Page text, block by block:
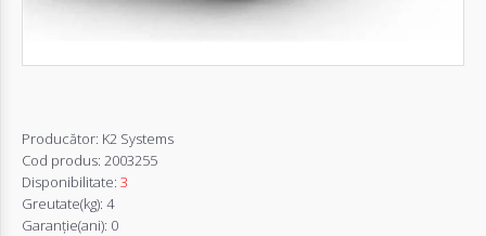
Producător: K2 Systems
Cod produs: 2003255
Disponibilitate: 3
Greutate(kg): 4
Garanţie(ani): 0